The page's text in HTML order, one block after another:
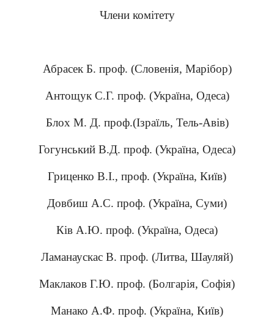
Члени комітету
Абрасек Б. проф. (Словенія, Марібор)
Антощук С.Г. проф. (Україна, Одеса)
Блох М. Д. проф.(Ізраїль, Тель-Авів)
Гогунський В.Д. проф. (Україна, Одеса)
Гриценко В.І., проф. (Україна, Київ)
Довбиш А.С. проф. (Україна, Суми)
Ків А.Ю. проф. (Україна, Одеса)
Ламанаускас В. проф. (Литва, Шауляй)
Маклаков Г.Ю. проф. (Болгарія, Софія)
Манако А.Ф. проф. (Україна, Київ)